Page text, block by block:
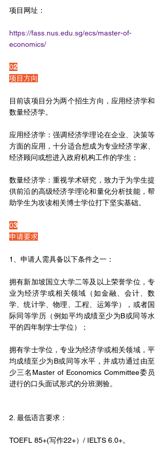
项目网址：
https://fass.nus.edu.sg/ecs/master-of-
economics/
02
项目方向
目前该项目分为两个招生方向，应用经济学和
数量经济学。
应用经济学：强调经济学理论在企业、决策等
方面的应用，十分适合想成为专业经济学家、
经济顾问或想进入政府机构工作的学生；
数量经济学：重视学术研究，致力于为学生提
供前沿的高级经济学理论和量化分析技能，帮
助学生为攻读相关博士学位打下坚实基础。
03
申请要求
1、申请人需具备以下条件之一：
拥有新加坡国立大学二等及以上荣誉学位，专
业为经济学或相关领域（如金融、会计、数
学、统计学、物理、工程、运筹学），或者国
际同等学历（例如平均成绩至少为B或同等水
平的四年制学士学位）；
拥有学士学位，专业为经济学或相关领域，平
均成绩至少为B或同等水平，并成功通过由至
少三名Master of Economics Committee委员
进行的口头面试形式的分班测验。
2. 最低语言要求：
TOEFL 85+(写作22+）/ IELTS 6.0+。